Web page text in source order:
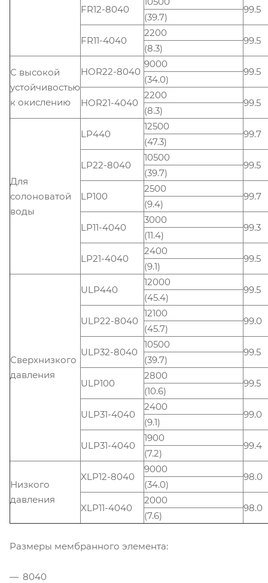
FR12-8040 99.5
(39.7)
FR11-4040
2200
99.5
(8.3)
С высокой
устойчивостью
к окислению
HOR22-8040
9000
99.5
(34.0)
HOR21-4040
2200
99.5
(8.3)
Для
солоноватой
воды
LP440
12500
99.7
(47.3)
LP22-8040
10500
99.5
(39.7)
LP100
2500
99.7
(9.4)
LP11-4040
3000
99.3
(11.4)
LP21-4040
2400
99.5
(9.1)
Сверхнизкого
давления
ULP440
12000
99.5
(45.4)
ULP22-8040
12100
99.0
(45.7)
ULP32-8040
10500
99.5
(39.7)
ULP100
2800
99.5
(10.6)
ULP31-4040
2400
99.0
(9.1)
ULP31-4040
1900
99.4
(7.2)
Низкого
давления
XLP12-8040
9000
98.0
(34.0)
XLP11-4040
2000
98.0
(7.6)
Размеры мембранного элемента:
8040